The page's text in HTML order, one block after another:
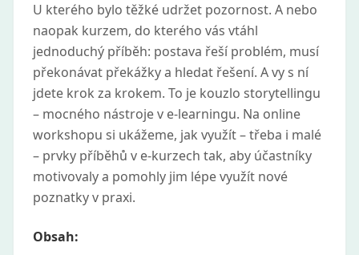
U kterého bylo těžké udržet pozornost. A nebo
naopak kurzem, do kterého vás vtáhl
jednoduchý příběh: postava řeší problém, musí
překonávat překážky a hledat řešení. A vy s ní
jdete krok za krokem. To je kouzlo storytellingu
– mocného nástroje v e‑learningu. Na online
workshopu si ukážeme, jak využít – třeba i malé
– prvky příběhů v e‑kurzech tak, aby účastníky
motivovaly a pomohly jim lépe využít nové
poznatky v praxi.
Obsah: